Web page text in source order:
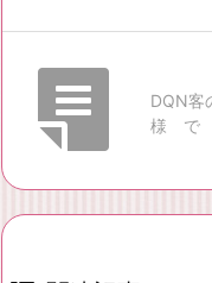
DQN客
様 で